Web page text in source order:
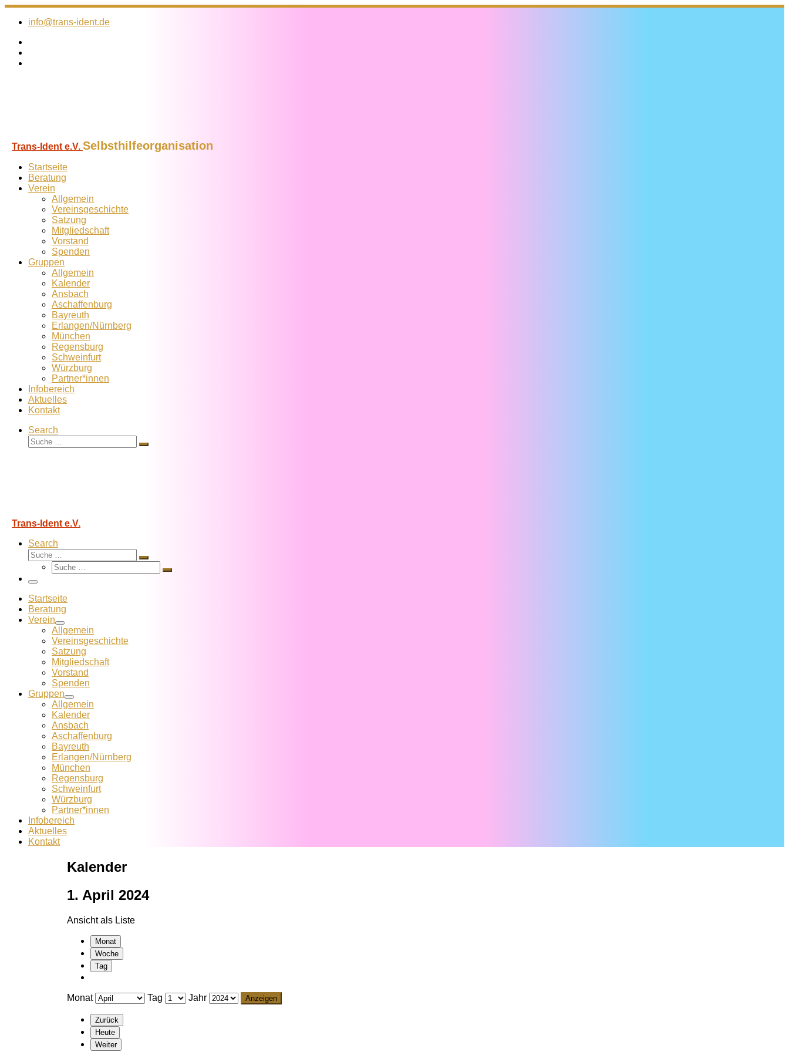
Zum
Inhalt
info@trans-ident.de
Trans-Ident e.V. Selbsthilfeorganisation
Startseite
Beratung
Verein
Allgemein
Vereins­geschichte
Satzung
Mitglied­schaft
Vorstand
Spenden
Gruppen
Allgemein
Kalender
Ansbach
Aschaffenburg
Bayreuth
Erlangen/Nürnberg
München
Regensburg
Schweinfurt
Würzburg
Partner*innen
Infobereich
Aktuelles
Kontakt
Search
Suche
Suche
Trans-Ident e.V.
Search
Suche
Suche
Suche
Suche
Menü
Startseite
Beratung
Verein
Allgemein
Vereins­geschichte
Satzung
Mitglied­schaft
Vorstand
Spenden
Gruppen
Allgemein
Kalender
Ansbach
Aschaffenburg
Bayreuth
Erlangen/Nürnberg
München
Regensburg
Schweinfurt
Würzburg
Partner*innen
Infobereich
Aktuelles
Kontakt
Kalender
1. April 2024
Ansicht als Liste
Monat
Woche
Tag
Monat Tag Jahr
Zurück
Heute
Weiter